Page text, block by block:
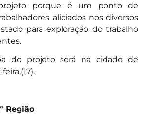
porque é um ponto de
aliciados nos diversos
para exploração do trabalho
do projeto será na cidade de
(17).
Região